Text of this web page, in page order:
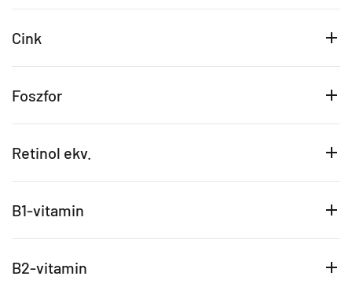
Cink
Foszfor
Retinol ekv.
B1-vitamin
B2-vitamin